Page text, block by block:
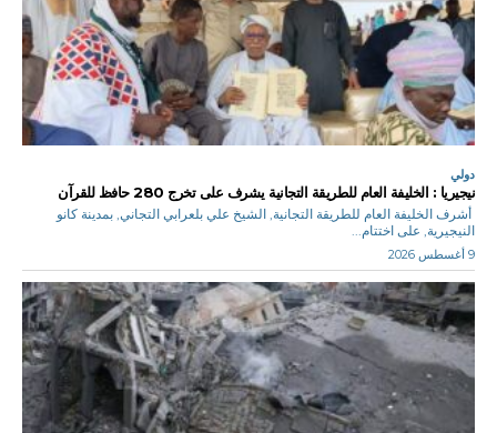
دولي
نيجيريا : الخليفة العام للطريقة التجانية يشرف على تخرج 280 حافظ للقرآن
أشرف الخليفة العام للطريقة التجانية, الشيخ علي بلعرابي التجاني, بمدينة كانو
النيجيرية, على اختتام...
9 أغسطس 2026